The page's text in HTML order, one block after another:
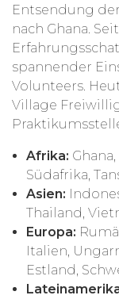
Entsendung
nach Ghana.
spannender
Volunteers.
Village
Afrika:
Südafrika,
Asien:
Thailand,
Europa:
Italien,
Estland,